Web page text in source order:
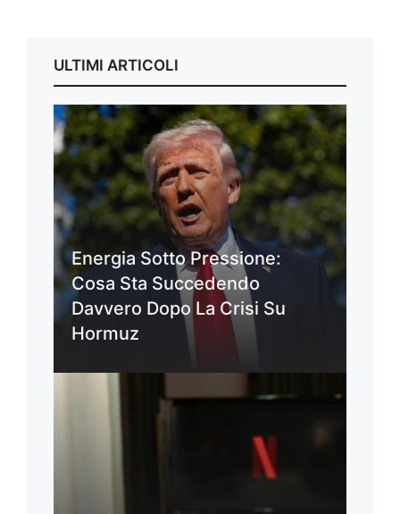
ULTIMI ARTICOLI
Energia Sotto Pressione:
Cosa Sta Succedendo
Davvero Dopo La Crisi Su
Hormuz